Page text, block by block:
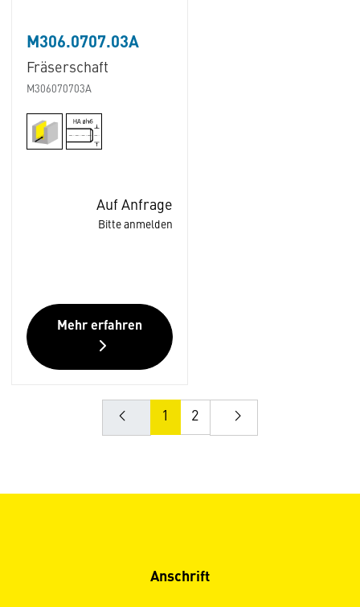
M306.0707.03A
Fräserschaft
M306070703A
Auf Anfrage
Bitte anmelden
Mehr erfahren
1 2
Anschrift